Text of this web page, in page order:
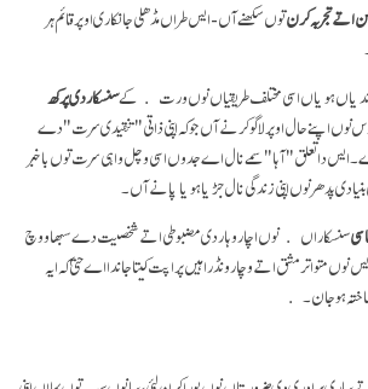
اتے تجربہ کرنتوں سکھنے آں- ایس طراں مڈھلی جانکاری اوپر قائم ہر
ہویاں اسی مختلف طریقیاں نوں ورت کےسنسکار دی پرکھ
اپنے حال اوپر لاگو کرنے آں جو کہ اپنی ذاتی "تنقیدی سرت" دے
ایس دا تعلق "آہا" سمے نال اے جدوں اسی وچل واہی سرت توں باخبر
پدھر نوں اپنی زندگی نال جڑیا ہویا پانے آں۔
سنسکاراں نوں اچار وہار دی مضبوطی اتے شخصیت دے سبھاو وچ
مشق اتے وچار ونڈ راہیں پراپت کیتا جاندا اے حتیٰ کہ ایہ
ہو جان۔